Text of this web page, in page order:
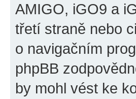
AMIGO, iGO9 a
třetí straně nebo
o navigačním
phpBB
by mohl vést ke